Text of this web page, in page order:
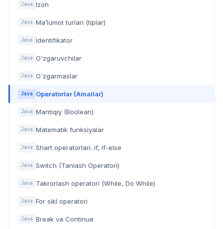
Java Izoh
Java Ma’lumot turlari (tiplar)
Java Identifikator
Java O'zgaruvchilar
Java O`zgarmaslar
Java Operatorlar (Amallar)
Java Mantiqiy (Boolean)
Java Matematik funksiyalar
Java Shart operatorlari. if, if-else
Java Switch (Tanlash Operatori)
Java Takrorlash operatori (While, Do While)
Java For sikl operatori
Java Break va Continue